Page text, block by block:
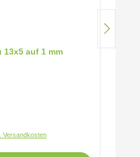
auf 1 mm
Versandkosten